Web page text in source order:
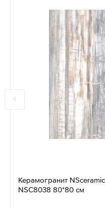
Керамогранит
NSC8038 80*80 см